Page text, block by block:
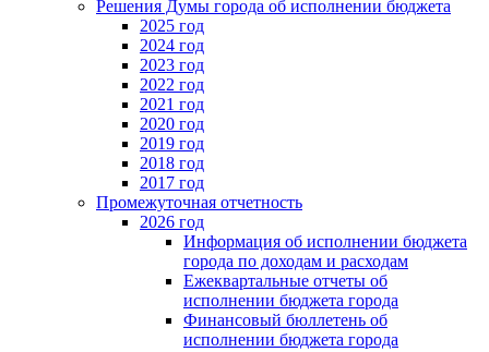
Решения Думы города об исполнении бюджета
2025 год
2024 год
2023 год
2022 год
2021 год
2020 год
2019 год
2018 год
2017 год
Промежуточная отчетность
2026 год
Информация об исполнении бюджета
города по доходам и расходам
Ежеквартальные отчеты об
исполнении бюджета города
Финансовый бюллетень об
исполнении бюджета города